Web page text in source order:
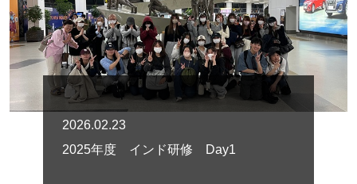
2026.02.23
2025年度 インド研修 Day1